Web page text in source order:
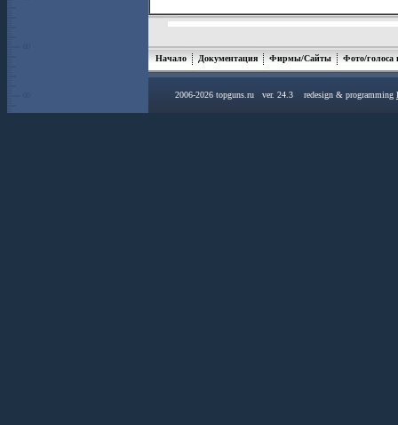
Начало Документация Фирмы/Сайты Фото/голоса
2006-2026 topguns.ru ver. 24.3 redesign & programming